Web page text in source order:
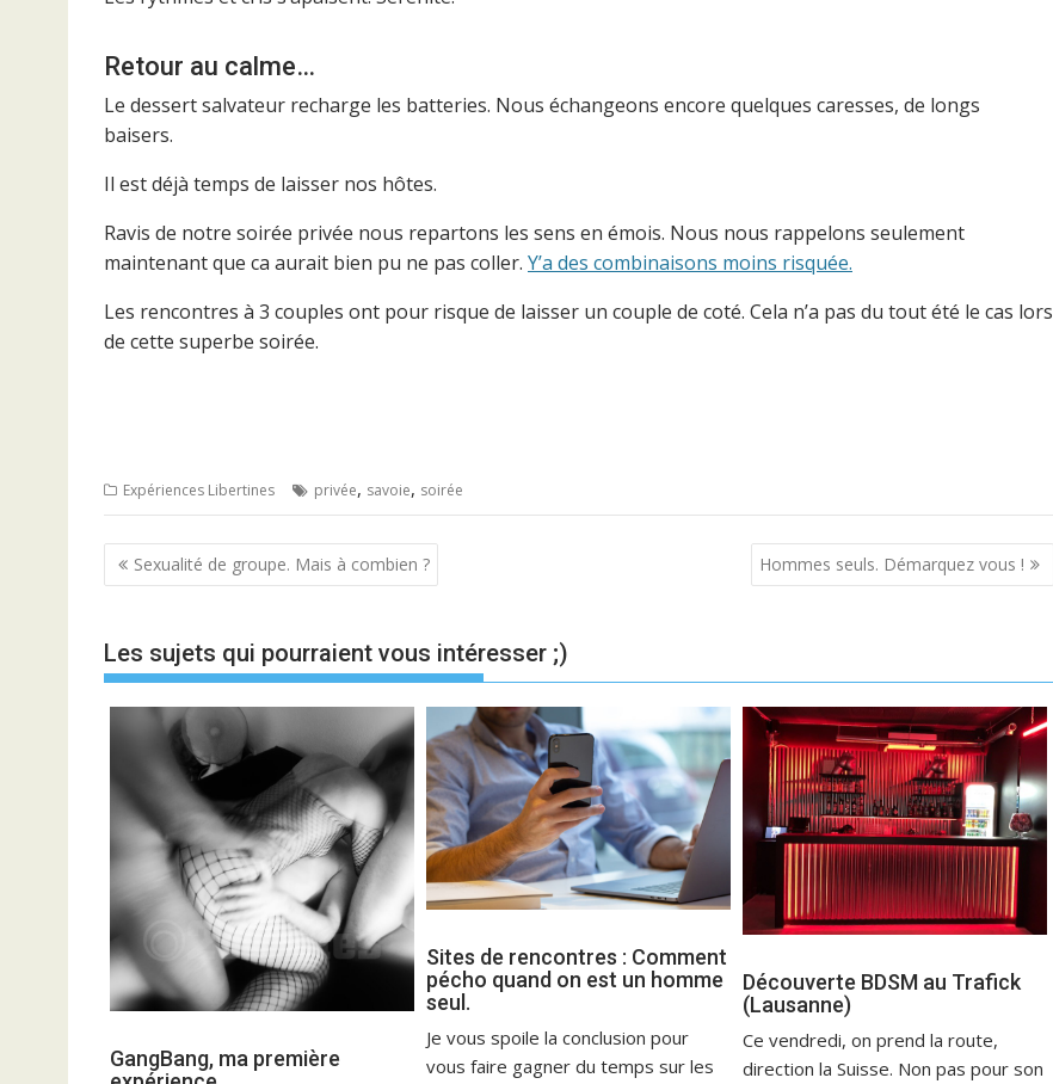
Retour au calme…
Le dessert salvateur recharge les batteries. Nous échangeons encore quelques caresses, de longs
baisers.
Il est déjà temps de laisser nos hôtes.
Ravis de notre soirée privée nous repartons les sens en émois. Nous nous rappelons seulement
maintenant que ca aurait bien pu ne pas coller. Y’a des combinaisons moins risquée.
Les rencontres à 3 couples ont pour risque de laisser un couple de coté. Cela n’a pas du tout été le cas lors
de cette superbe soirée.
Expériences Libertines privée, savoie, soirée
Navigation
de
Sexualité de groupe. Mais à combien ? Hommes seuls. Démarquez vous !
Les sujets qui pourraient vous intéresser ;)
GangBang, ma première
Sites de rencontres : Comment
pécho quand on est un homme
seul.
Je vous spoile la conclusion pour
vous faire gagner du temps sur les
Découverte BDSM au Trafick
(Lausanne)
Ce vendredi, on prend la route,
direction la Suisse. Non pas pour son